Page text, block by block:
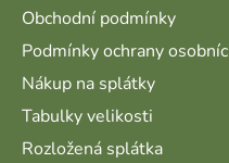
Obchodní podmínky
Podmínky ochrany
Nákup na splátky
Tabulky velikosti
Rozložená splátka